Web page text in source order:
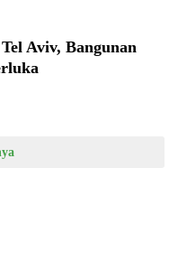
Aviv, Bangunan